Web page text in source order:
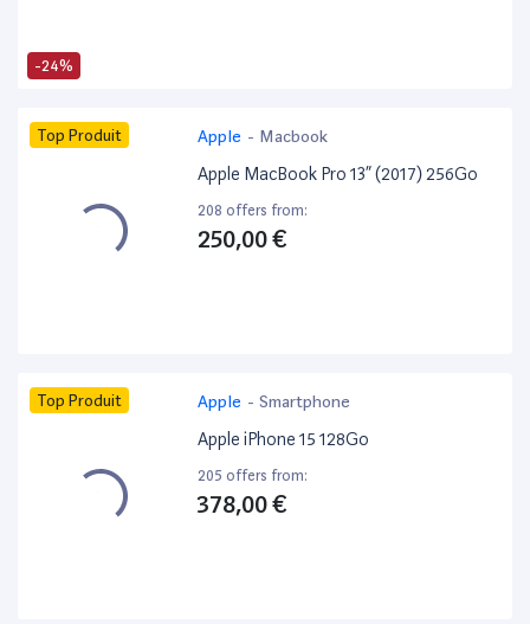
-24%
Top Produit Apple - Macbook
Apple MacBook Pro 13” (2017) 256Go
208 offers from:
250,00 €
Top Produit Apple - Smartphone
Apple iPhone 15 128Go
205 offers from:
378,00 €